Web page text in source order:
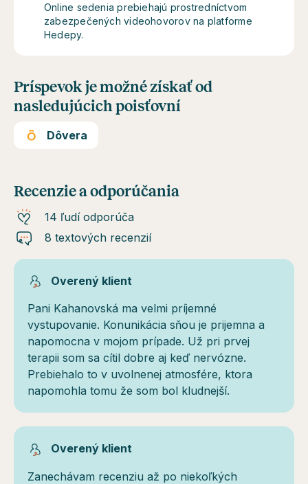
Online sedenia prebiehajú prostredníctvom
zabezpečených videohovorov na platforme
Hedepy.
Príspevok je možné získať od
nasledujúcich poisťovní
Dôvera
Recenzie a odporúčania
14 ľudí odporúča
8 textových recenzií
Overený klient
Pani Kahanovská ma velmi príjemné
vystupovanie. Konunikácia sňou je prijemna a
napomocna v mojom prípade. Už pri prvej
terapii som sa cítil dobre aj keď nervózne.
Prebiehalo to v uvolnenej atmosfére, ktora
napomohla tomu že som bol kludnejší.
Overený klient
Zanechávam recenziu až po niekoľkých